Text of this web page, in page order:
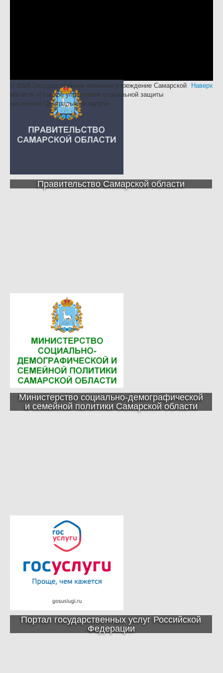
Правительство Самарской области
Министерство социально-демографической
и семейной политики Самарской области
Портал государственных услуг Российской
Федерации
Наверх
© 2026 Государственное казенное учреждение Самарской
области «Главное управление социальной защиты
населения Центрального округа»